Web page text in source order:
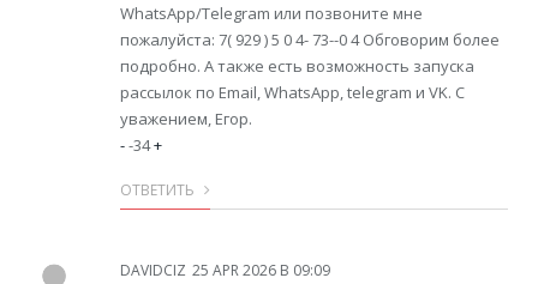
WhatsApp/Telegram или позвоните мне
пожалуйста: 7( 929 ) 5 0 4- 73--0 4 Обговорим более
подробно. А также есть возможность запуска
рассылок по Email, WhatsApp, telegram и VK. С
уважением, Егор.
--34+
ОТВЕТИТЬ
DAVIDCIZ 25 APR 2026 В 09:09